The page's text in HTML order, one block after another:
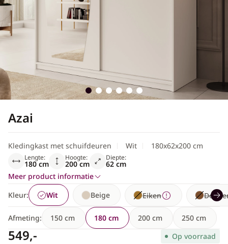
Scandinavisch
Azai
Kledingkast met schuifdeuren Wit 180x62x200 cm
Lengte:
180 cm
Hoogte:
200 cm
Diepte:
62 cm
Meer product informatie
Kleur:
Beige Eiken
Wit
Afmeting: 150 cm 180 cm 200 cm 250 cm
549,- Op voorraad